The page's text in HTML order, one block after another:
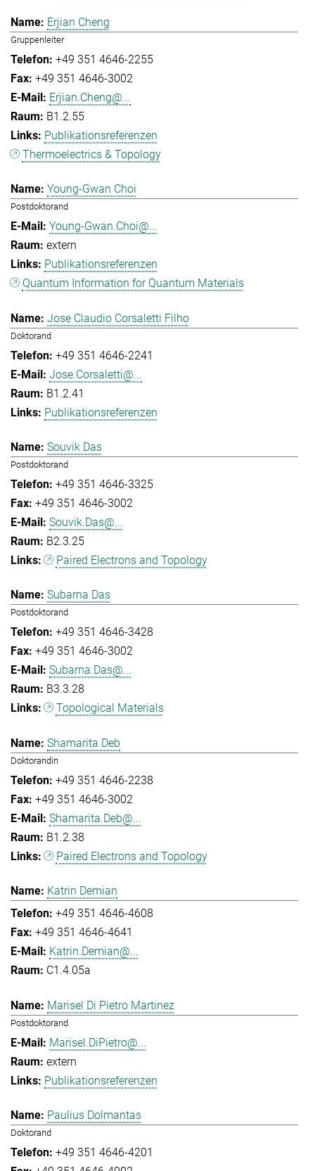
Erjian Cheng
Gruppenleiter
+49 351 4646-2255
+49 351 4646-3002
Erjian.Cheng@...
B1.2.55
Publikationsreferenzen
Thermoelectrics & Topology
Young-Gwan Choi
Postdoktorand
Young-Gwan.Choi@...
extern
Publikationsreferenzen
Quantum Information for Quantum Materials
Jose Claudio Corsaletti Filho
Doktorand
+49 351 4646-2241
Jose.Corsaletti@...
B1.2.41
Publikationsreferenzen
Souvik Das
Postdoktorand
+49 351 4646-3325
+49 351 4646-3002
Souvik.Das@...
B2.3.25
Paired Electrons and Topology
Subarna Das
Postdoktorand
+49 351 4646-3428
+49 351 4646-3002
Subarna.Das@...
B3.3.28
Topological Materials
Shamarita Deb
Doktorandin
+49 351 4646-2238
+49 351 4646-3002
Shamarita.Deb@...
B1.2.38
Paired Electrons and Topology
Katrin Demian
+49 351 4646-4608
+49 351 4646-4641
Katrin.Demian@...
C1.4.05a
Marisel Di Pietro Martinez
Postdoktorand
Marisel.DiPietro@...
extern
Publikationsreferenzen
Paulius Dolmantas
Doktorand
+49 351 4646-4201